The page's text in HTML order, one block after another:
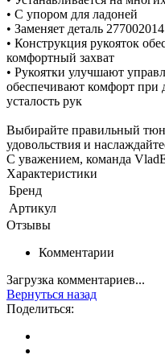
• С упором для ладоней
• Заменяет деталь 277002014
• Конструкция рукояток
комфортный захват
• Рукоятки улучшают
обеспечивают комфорт при
усталость рук
Выбирайте правильный
удовольствия и
С уважением, команда
Характеристики
Бренд
Артикул
Отзывы
Комментарии
Загрузка комментариев...
Вернуться назад
Поделиться: